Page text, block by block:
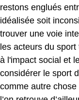
restons englués
idéalisée soit
trouver une voie
les acteurs du
à l'impact social et
considérer le sport
comme autre